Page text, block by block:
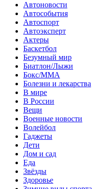
Автоновости
Автособытия
Автоспорт
Автоэксперт
Актеры
Баскетбол
Безумный мир
Биатлон/Лыжи
Бокс/MMA
Болезни и лекарства
В мире
В России
Вещи
Военные новости
Волейбол
Гаджеты
Дети
Дом и сад
Еда
Звёзды
Здоровье